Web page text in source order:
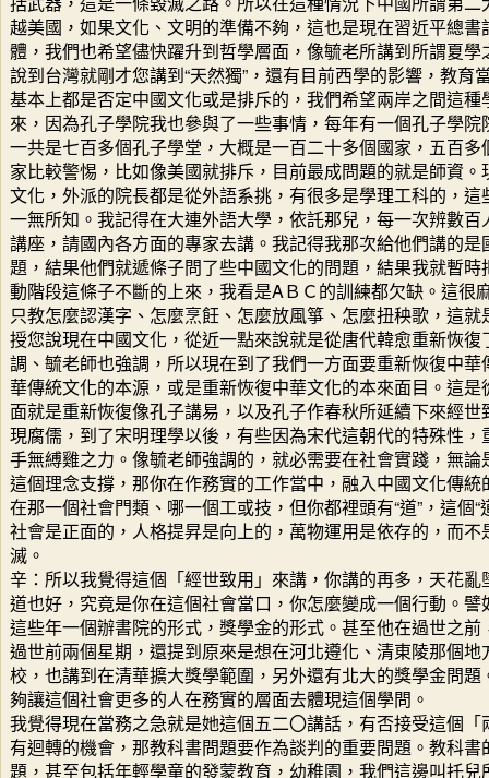
越美國，如果文化、文明的準備不夠，這也是現在習近平總
體，我們也希望儘快躍升到哲學層面，像毓老所講到所謂夏
說到台灣就剛才您講到“天然獨”，還有目前西學的影響，教育
基本上都是否定中國文化或是排斥的，我們希望兩岸之間這
來，因為孔子學院我也參與了一些事情，每年有一個孔子學
一共是七百多個孔子學堂，大概是一百二十多個國家，五百
家比較警惕，比如像美國就排斥，目前最成問題的就是師資
文化，外派的院長都是從外語系挑，有很多是學理工科的，
一無所知。我記得在大連外語大學，依託那兒，每一次辨數
講座，請國內各方面的專家去講。我記得我那次給他們講的
題，結果他們就遞條子問了些中國文化的問題，結果我就暫
動階段這條子不斷的上來，我看是AＢＣ的訓練都欠缺。這很
只教怎麼認漢字、怎麼烹飪、怎麼放風箏、怎麼扭秧歌，這
授您說現在中國文化，從近一點來說就是從唐代韓愈重新恢
調、毓老師也強調，所以現在到了我們一方面要重新恢復中
華傳統文化的本源，或是重新恢復中華文化的本來面目。這
面就是重新恢復像孔子講易，以及孔子作春秋所延續下來經
現腐儒，到了宋明理學以後，有些因為宋代這朝代的特殊性
手無縛雞之力。像毓老師強調的，就必需要在社會實踐，無
這個理念支撐，那你在作務實的工作當中，融入中國文化傳
在那一個社會門類、哪一個工或技，但你都裡頭有“道”，這個
社會是正面的，人格提昇是向上的，萬物運用是依存的，而
滅。
辛：所以我覺得這個「經世致用」來講，你講的再多，天花
道也好，究竟是你在這個社會當口，你怎麼變成一個行動。
這些年一個辦書院的形式，獎學金的形式。甚至他在過世之
過世前兩個星期，還提到原來是想在河北遵化、清東陵那個
校，也講到在清華擴大獎學範圍，另外還有北大的獎學金問
夠讓這個社會更多的人在務實的層面去體現這個學問。
我覺得現在當務之急就是她這個五二〇講話，有否接受這個
有迴轉的機會，那教科書問題要作為談判的重要問題。教科
題，甚至包括年輕學童的發蒙教育，幼稚園，我們這邊叫托